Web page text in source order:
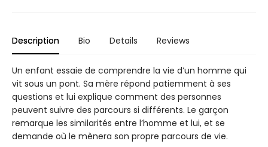
Description Bio Details Reviews
Un enfant essaie de comprendre la vie d’un homme qui
vit sous un pont. Sa mère répond patiemment à ses
questions et lui explique comment des personnes
peuvent suivre des parcours si différents. Le garçon
remarque les similarités entre l’homme et lui, et se
demande où le mènera son propre parcours de vie.